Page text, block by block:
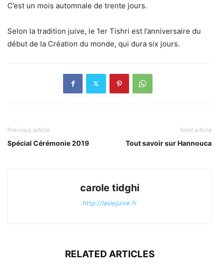
C’est un mois automnale de trente jours.
Selon la tradition juive, le 1er Tishri est l’anniversaire du
début de la Création du monde, qui dura six jours.
Previous article
Spécial Cérémonie 2019
Next article
Tout savoir sur Hannouca
carole tidghi
http://laviejuive.fr
RELATED ARTICLES